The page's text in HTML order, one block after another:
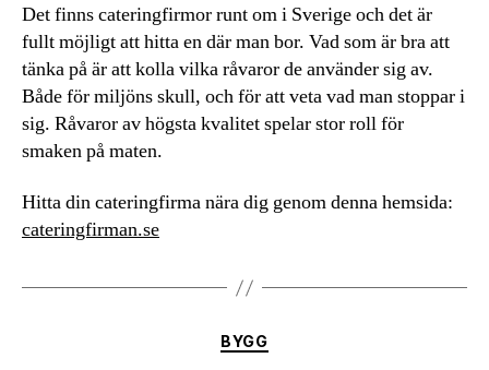
Det finns cateringfirmor runt om i Sverige och det är
fullt möjligt att hitta en där man bor. Vad som är bra att
tänka på är att kolla vilka råvaror de använder sig av.
Både för miljöns skull, och för att veta vad man stoppar i
sig. Råvaror av högsta kvalitet spelar stor roll för
smaken på maten.
Hitta din cateringfirma nära dig genom denna hemsida:
cateringfirman.se
Kategorier
BYGG